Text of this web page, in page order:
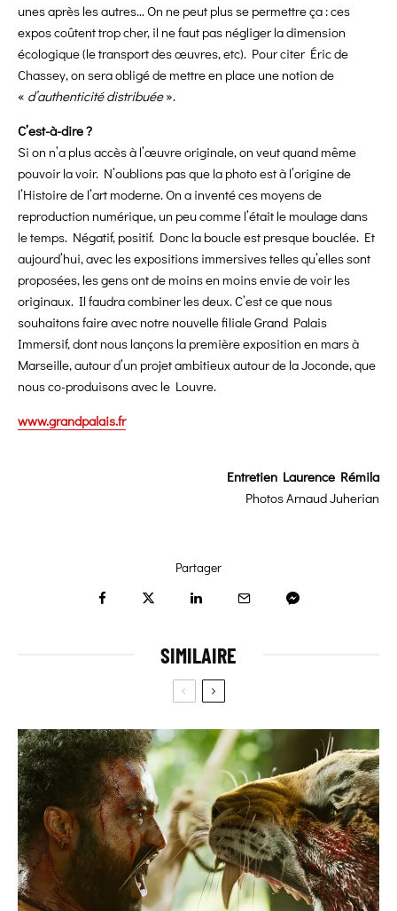
unes après les autres… On ne peut plus se permettre ça : ces
expos coûtent trop cher, il ne faut pas négliger la dimension
écologique (le transport des œuvres, etc). Pour citer Éric de
Chassey, on sera obligé de mettre en place une notion de
« d’authenticité distribuée».
C’est-à-dire ?
Si on n’a plus accès à l’œuvre originale, on veut quand même
pouvoir la voir. N’oublions pas que la photo est à l’origine de
l’Histoire de l’art moderne. On a inventé ces moyens de
reproduction numérique, un peu comme l’était le moulage dans
le temps. Négatif, positif. Donc la boucle est presque bouclée. Et
aujourd’hui, avec les expositions immersives telles qu’elles sont
proposées, les gens ont de moins en moins envie de voir les
originaux. Il faudra combiner les deux. C’est ce que nous
souhaitons faire avec notre nouvelle filiale Grand Palais
Immersif, dont nous lançons la première exposition en mars à
Marseille, autour d’un projet ambitieux autour de la Joconde, que
nous co-produisons avec le Louvre.
www.grandpalais.fr
Entretien Laurence Rémila
PhotosArnaud Juherian
Partager
SIMILAIRE